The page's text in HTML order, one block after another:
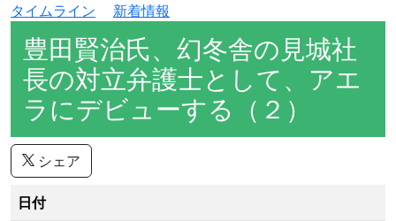
タイムライン 新着情報
豊田賢治氏、幻冬舎の見城社
長の対立弁護士として、アエ
ラにデビューする（２）
シェア
日付